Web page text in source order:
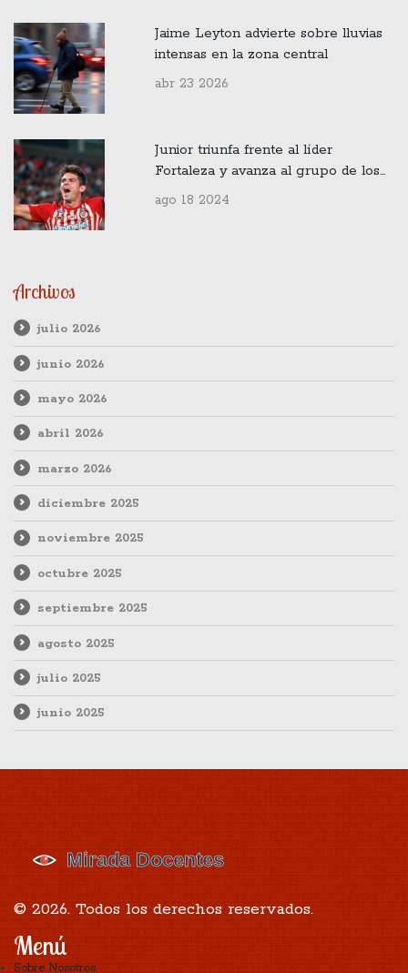
Jaime Leyton advierte sobre lluvias
intensas en la zona central
abr 23 2026
Junior triunfa frente al líder
Fortaleza y avanza al grupo de los
ocho
ago 18 2024
Archivos
julio 2026
junio 2026
mayo 2026
abril 2026
marzo 2026
diciembre 2025
noviembre 2025
octubre 2025
septiembre 2025
agosto 2025
julio 2025
junio 2025
© 2026. Todos los derechos reservados.
Menú
Sobre Nosotros